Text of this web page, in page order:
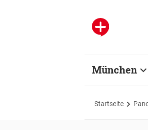
München
Startseite